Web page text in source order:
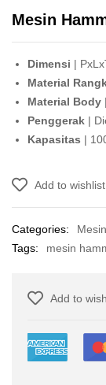
Mesin
Dimensi |
Material
Material Body
Penggerak |
Kapasitas |
Add to wishlist
Categories:
Tags:
mesin
Add to